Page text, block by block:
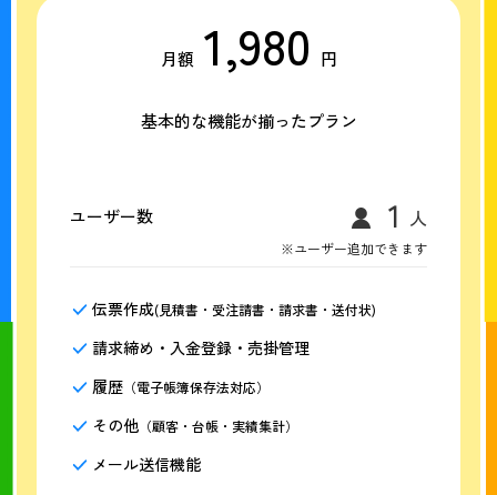
月額 1,980 円
基本的な機能が揃ったプラン
ユーザー数
※ユーザー追加できます
伝票作成(見積書・受注請書・請求書・送付状)
請求締め・入金登録・売掛管理
履歴 （電子帳簿保存法対応）
その他 （顧客・台帳・実績集計）
メール送信機能